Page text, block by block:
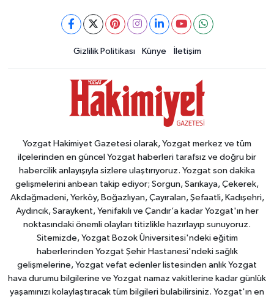
Gizlilik Politikası Künye İletişim
Yozgat Hakimiyet Gazetesi olarak, Yozgat merkez ve tüm
ilçelerinden en güncel Yozgat haberleri tarafsız ve doğru bir
habercilik anlayışıyla sizlere ulaştırıyoruz. Yozgat son dakika
gelişmelerini anbean takip ediyor; Sorgun, Sarıkaya, Çekerek,
Akdağmadeni, Yerköy, Boğazlıyan, Çayıralan, Şefaatli, Kadışehri,
Aydıncık, Saraykent, Yenifakılı ve Çandır’a kadar Yozgat'ın her
noktasındaki önemli olayları titizlikle hazırlayıp sunuyoruz.
Sitemizde, Yozgat Bozok Üniversitesi'ndeki eğitim
haberlerinden Yozgat Şehir Hastanesi'ndeki sağlık
gelişmelerine, Yozgat vefat edenler listesinden anlık Yozgat
hava durumu bilgilerine ve Yozgat namaz vakitlerine kadar günlük
yaşamınızı kolaylaştıracak tüm bilgileri bulabilirsiniz. Yozgat'ın en